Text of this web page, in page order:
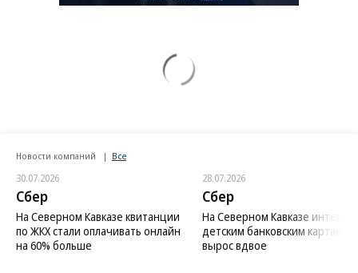
Новости компаний Все
30.07.2026
Сбер
На Северном Кавказе квитанции
по ЖКХ стали оплачивать онлайн
на 60% больше
28.07.2026
Сбер
На Северном Кавказе интерес
детским банковским картам
вырос вдвое